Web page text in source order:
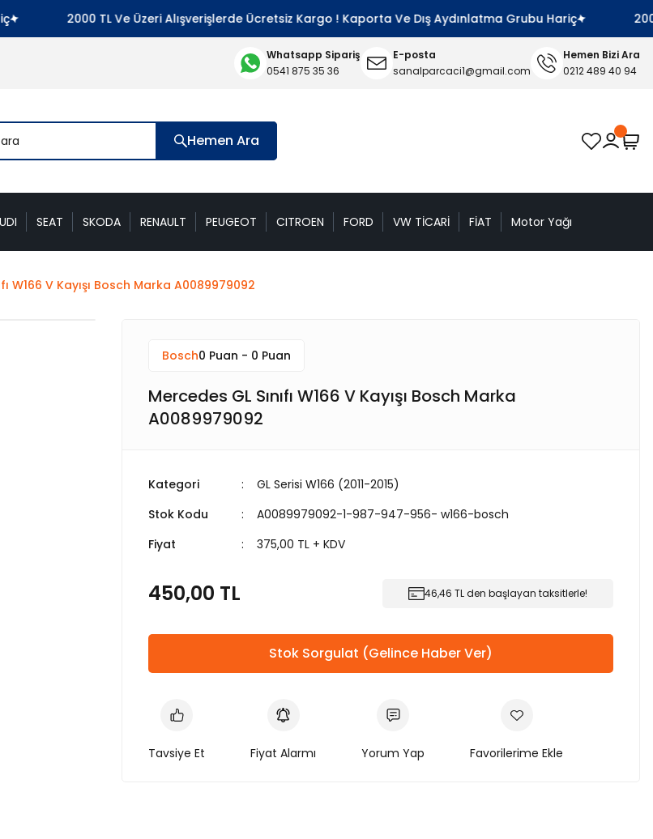
2000 TL Ve Üzeri Alışverişlerde Ücretsiz Kargo ! Kaporta Ve Dış Aydınlatma Grubu Hariç 2000
Whatsapp Sipariş
0541 875 35 36
E-posta
sanalparcaci1@gmail.com
Hemen Bizi Ara
0212 489 40 94
Hemen Ara
SEAT SKODA RENAULT PEUGEOT CITROEN FORD VW TİCARİ FİAT Motor Yağı
W166 V Kayışı Bosch Marka A0089979092
Bosch0 Puan - 0 Puan
Mercedes GL Sınıfı W166 V Kayışı Bosch Marka
A0089979092
Kategori
GL Serisi W166 (2011-2015)
Stok Kodu
A0089979092-1-987-947-956- w166-bosch
Fiyat
375,00 TL + KDV
450,00 TL 46,46 TL den başlayan taksitlerle!
Stok Sorgulat (Gelince Haber Ver)
Tavsiye Et Fiyat Alarmı Yorum Yap